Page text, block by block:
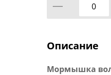
Описание
Мормышка